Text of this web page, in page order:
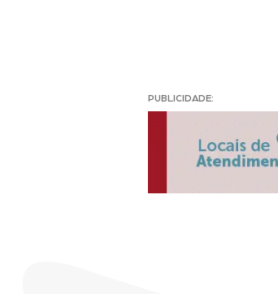
PUBLICIDADE: